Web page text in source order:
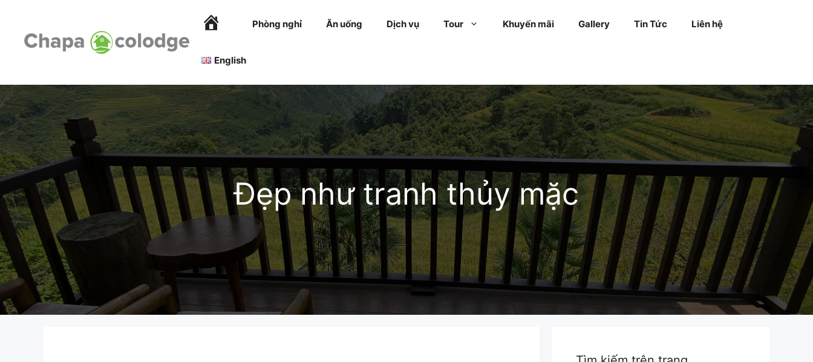
content
Phòng nghỉ Ăn uống Dịch vụ Tour Khuyến mãi Gallery Tin Tức Liên hệ
English
Đẹp như tranh thủy mặc